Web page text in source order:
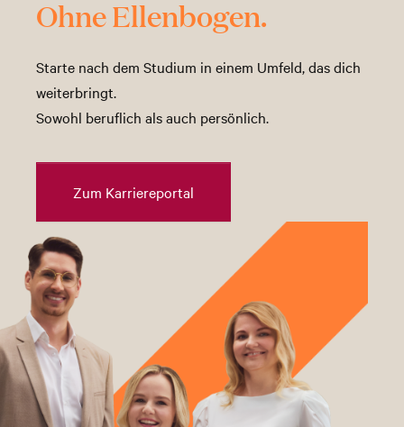
Ohne Ellenbogen.
Starte nach dem Studium in einem Umfeld, das dich
weiterbringt.
Sowohl beruflich als auch persönlich.
Zum Karriereportal